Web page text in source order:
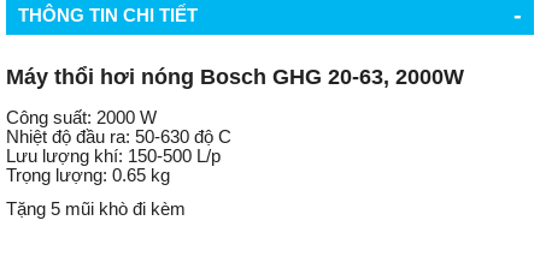
THÔNG TIN CHI TIẾT -
Máy thổi hơi nóng Bosch GHG 20-63, 2000W
Công suất: 2000 W
Nhiệt độ đầu ra: 50-630 độ C
Lưu lượng khí: 150-500 L/p
Trọng lượng: 0.65 kg
Tặng 5 mũi khò đi kèm